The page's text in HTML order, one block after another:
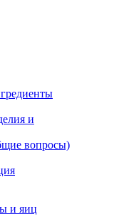
и
вопросы)
и яиц